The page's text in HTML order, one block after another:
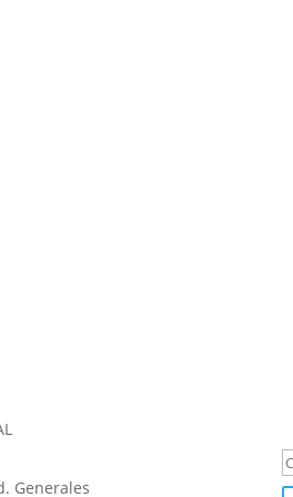
Generales